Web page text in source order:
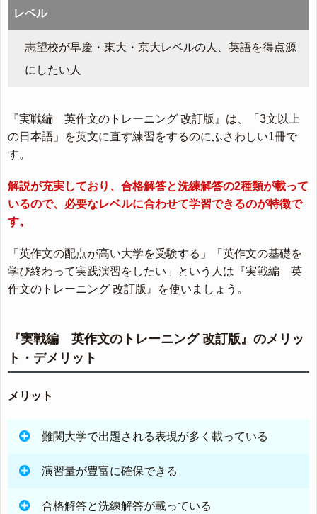
レベル
志望校が早慶・東大・京大レベルの人、英語を得点源
にしたい人
『実戦編 英作文のトレーニング 改訂版』は、「3文以上
の日本語」を英文に直す練習をするのにふさわしい1冊で
す。
解説が充実しており、合格解答と洗練解答の2種類が載って
いるので、必要なレベルに合わせて学習できるのが特徴で
す。
「英作文の配点が高い大学を受験する」「英作文の基礎を
学び終わって実践演習をしたい」という人は『実戦編 英
作文のトレーニング 改訂版』を使いましょう。
『実戦編 英作文のトレーニング 改訂版』のメリッ
ト・デメリット
メリット
難関大学で出題される表現が多く載っている
演習量が豊富に確保できる
合格解答と洗練解答が載っている